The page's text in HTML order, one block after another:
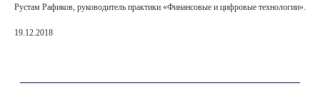
Рустам Рафиков, руководитель практики «Финансовые и цифровые технологии».
19.12.2018
г. Москва, Бизнес-центр «Грузинка 30»,
Мы всегда готовы к общению с